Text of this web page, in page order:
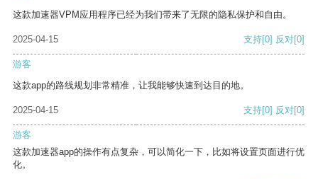
这款加速器VPM应用程序已经为我们带来了无限的隐私保护和自由。
2025-04-15 支持[0] 反对[0]
游客
这款app的路线规划非常精准，让我能够快速到达目的地。
2025-04-15 支持[0] 反对[0]
游客
这款加速器app的操作有点复杂，可以简化一下，比如将设置页面进行优
化。